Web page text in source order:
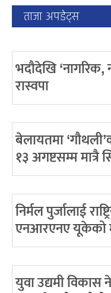
ताजा अपडेट्स
भदौदेखि ‘नागरिक,
रास्वपा
बेलायतमा
१३ अगष्टसम्म मात्रै
निर्मल पुर्जालाई
एनआरएनए यूकेको
युवा उद्यमी विकास